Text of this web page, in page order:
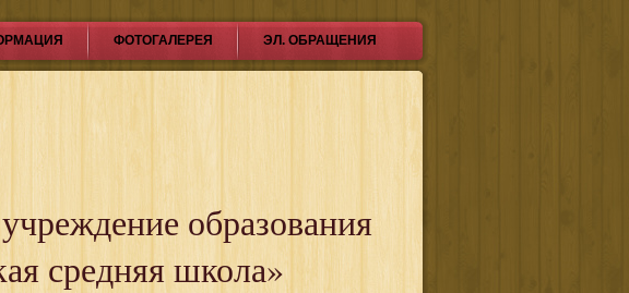
ФОТОГАЛЕРЕЯ ЭЛ. ОБРАЩЕНИЯ
образования
средняя школа»